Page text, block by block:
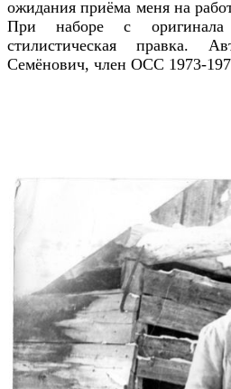
ожидания приёма меня на
При наборе с оригинала
стилистическая правка.
Семёнович, член ОСС 1973-